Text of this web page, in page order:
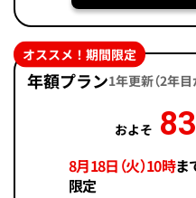
年額プラン1年更新（2年
およそ
8月18日（火）10時ま
限定
オススメ！期間限定